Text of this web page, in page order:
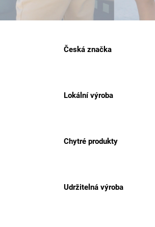
Česká značka
Lokální výroba
Chytré produkty
Udržitelná výroba
a